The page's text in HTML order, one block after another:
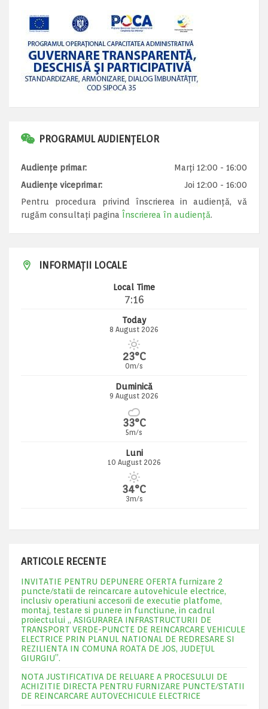
PROGRAMUL AUDIENȚELOR
Audiențe primar:
Marți 12:00 - 16:00
Audiențe viceprimar:
Joi 12:00 - 16:00
Pentru procedura privind înscrierea in audiență, vă
rugăm consultați pagina Înscrierea în audiență.
INFORMAȚII LOCALE
Local Time
7:16
Today
8 August 2026
23°C
0m/s
Duminică
9 August 2026
33°C
5m/s
Luni
10 August 2026
34°C
3m/s
ARTICOLE RECENTE
INVITATIE PENTRU DEPUNERE OFERTA furnizare 2
puncte/statii de reincarcare autovehicule electrice,
inclusiv operatiuni accesorii de executie platfome,
montaj, testare si punere in functiune, in cadrul
proiectului „ ASIGURAREA INFRASTRUCTURII DE
TRANSPORT VERDE-PUNCTE DE REINCARCARE VEHICULE
ELECTRICE PRIN PLANUL NATIONAL DE REDRESARE SI
REZILIENTA IN COMUNA ROATA DE JOS, JUDEŢUL
GIURGIU”.
NOTA JUSTIFICATIVA DE RELUARE A PROCESULUI DE
ACHIZITIE DIRECTA PENTRU FURNIZARE PUNCTE/STATII
DE REINCARCARE AUTOVECHICULE ELECTRICE